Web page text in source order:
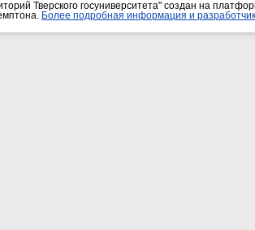
Тверского госуниверситета" создан на
Более подробная информация и